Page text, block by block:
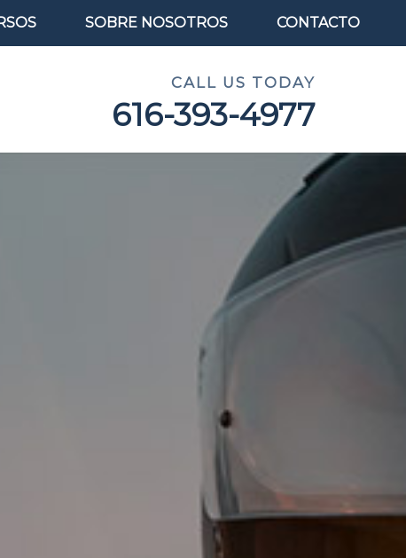
SOBRE NOSOTROS CONTACTO
CALL US TODAY
616-393-4977